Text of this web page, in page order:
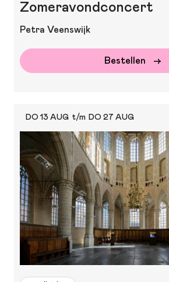
Zomeravondconcert
Petra Veenswijk
Bestellen
DO 13 AUG t/m DO 27 AUG